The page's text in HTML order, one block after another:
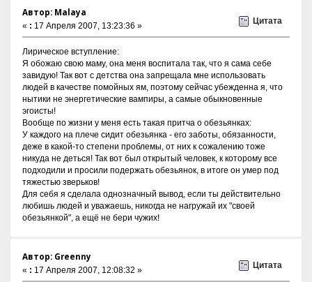
Автор: Malaya
« : 17 Апреля 2007, 13:23:36 »
Цитата
Лирическое вступление:
Я обожаю свою маму, она меня воспитала так, что я сама себе
завидую! Так вот с детства она запрещала мне использовать
людей в качестве помойных ям, поэтому сейчас убежденна я, что
нытики не энергетические вампиры, а самые обыкновенные
эгоисты!
Вообще по жизни у меня есть такая притча о обезьянках:
У каждого на плече сидит обезьянка - его заботы, обязанности,
деже в какой-то степени проблемы, от них к сожалению тоже
никуда не деться! Так вот был открытый человек, к которому все
подходили и просили подержать обезьянок, в итоге он умер под
тяжестью зверьков!
Для себя я сделала однозначный вывод, если ты действительно
любишь людей и уважаешь, никогда не нагружай их "своей
обезьянкой", а ещё не бери чужих!
Автор: Greenny
« : 17 Апреля 2007, 12:08:32 »
Цитата